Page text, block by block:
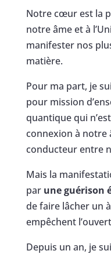
Notre cœur est la
notre âme et à
manifester nos
matière.
Pour ma part, je
pour mission
quantique qui
connexion à notre
conducteur entre
Mais la
par une guérison
de faire lâcher un
empêchent
Depuis un an, je